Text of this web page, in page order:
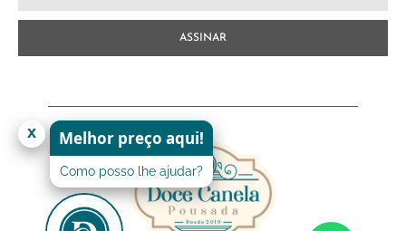
ASSINAR
Melhor preço aqui!
Como posso lhe ajudar?
x